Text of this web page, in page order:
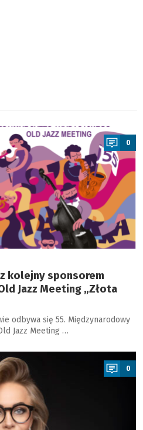
0
kolejny sponsorem
Jazz Meeting „Złota
odbywa się 55. Międzynarodowy
Jazz Meeting …
0